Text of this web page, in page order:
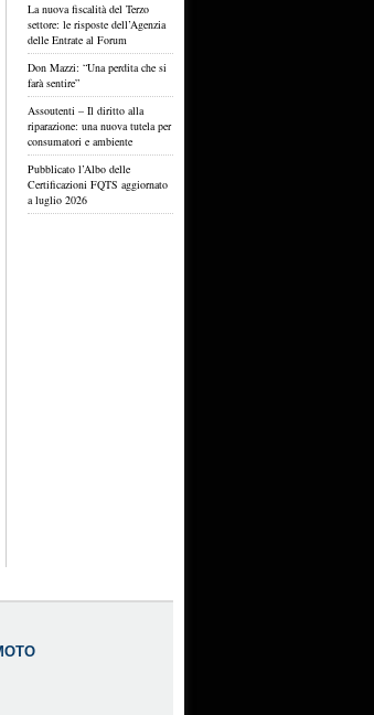
La nuova fiscalità del Terzo
settore: le risposte dell’Agenzia
delle Entrate al Forum
Don Mazzi: “Una perdita che si
farà sentire”
Assoutenti – Il diritto alla
riparazione: una nuova tutela per
consumatori e ambiente
Pubblicato l’Albo delle
Certificazioni FQTS aggiornato
a luglio 2026